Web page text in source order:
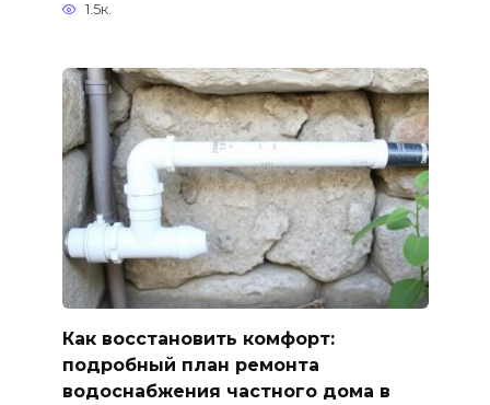
1.5к.
Как восстановить комфорт:
подробный план ремонта
водоснабжения частного дома в